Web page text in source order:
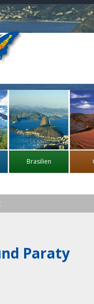
Brasilien
Paraty